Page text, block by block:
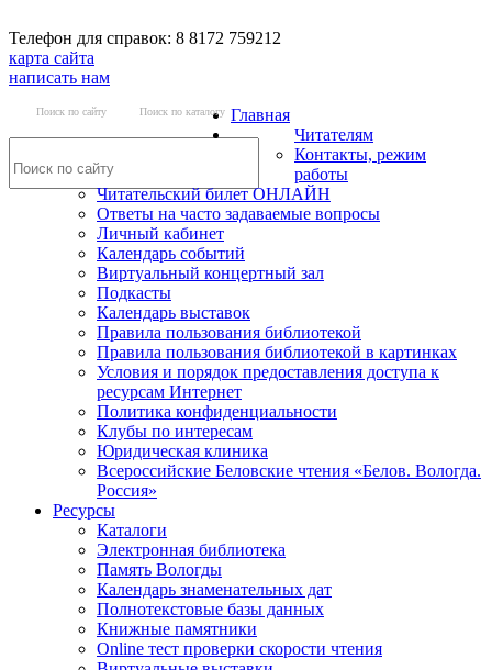
Телефон для справок: 8 8172 759212
карта сайта
написать нам
Поиск по сайту Поиск по каталогу Главная
Читателям
Контакты, режим
работы
Читательский билет ОНЛАЙН
Ответы на часто задаваемые вопросы
Личный кабинет
Календарь событий
Виртуальный концертный зал
Подкасты
Календарь выставок
Правила пользования библиотекой
Правила пользования библиотекой в картинках
Условия и порядок предоставления доступа к
ресурсам Интернет
Политика конфиденциальности
Клубы по интересам
Юридическая клиника
Всероссийские Беловские чтения «Белов. Вологда.
Россия»
Ресурсы
Каталоги
Электронная библиотека
Память Вологды
Календарь знаменательных дат
Полнотекстовые базы данных
Книжные памятники
Online тест проверки скорости чтения